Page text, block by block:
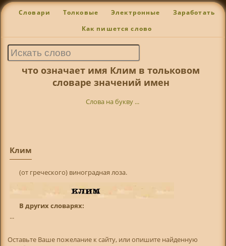
Словари Толковые Электронные Заработать
Как пишется слово
что означает имя Клим в тольковом
словаре значений имен
Слова на букву ...
Клим
(от греческого) виноградная лоза.
В других словарях:
...
Оставьте Ваше пожелание к сайту, или опишите найденную